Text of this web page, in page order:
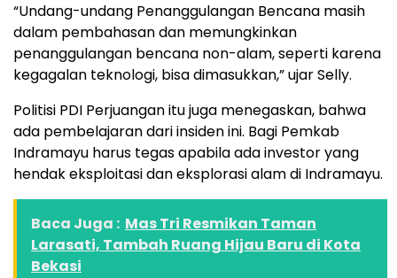
“Undang-undang Penanggulangan Bencana masih
dalam pembahasan dan memungkinkan
penanggulangan bencana non-alam, seperti karena
kegagalan teknologi, bisa dimasukkan,” ujar Selly.
Politisi PDI Perjuangan itu juga menegaskan, bahwa
ada pembelajaran dari insiden ini. Bagi Pemkab
Indramayu harus tegas apabila ada investor yang
hendak eksploitasi dan eksplorasi alam di Indramayu.
Baca Juga : Mas Tri Resmikan Taman
Larasati, Tambah Ruang Hijau Baru di Kota
Bekasi